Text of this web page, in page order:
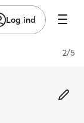
Log ind
2/5